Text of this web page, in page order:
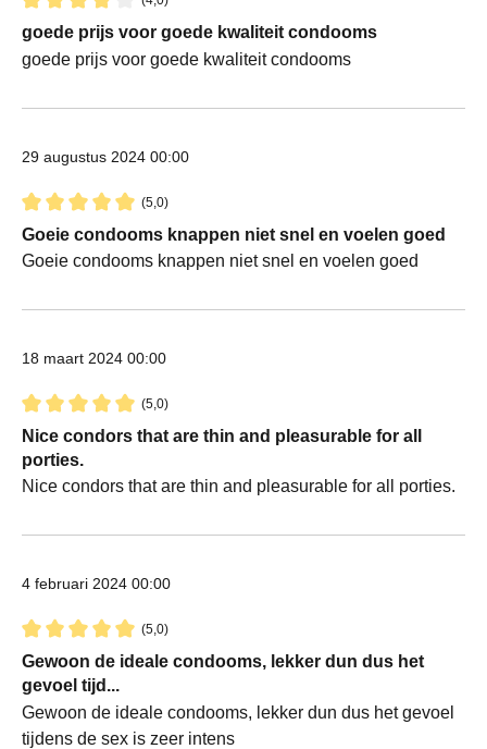
Recensie met een waardering van 4 van de 5 sterren
goede prijs voor goede kwaliteit condooms
goede prijs voor goede kwaliteit condooms
29 augustus 2024 00:00
(5,0)
Recensie met een waardering van 5 van de 5 sterren
Goeie condooms knappen niet snel en voelen goed
Goeie condooms knappen niet snel en voelen goed
18 maart 2024 00:00
(5,0)
Recensie met een waardering van 5 van de 5 sterren
Nice condors that are thin and pleasurable for all
porties.
Nice condors that are thin and pleasurable for all porties.
4 februari 2024 00:00
(5,0)
Recensie met een waardering van 5 van de 5 sterren
Gewoon de ideale condooms, lekker dun dus het
gevoel tijd...
Gewoon de ideale condooms, lekker dun dus het gevoel
tijdens de sex is zeer intens